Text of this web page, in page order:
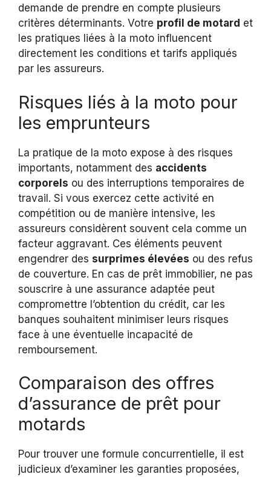
demande de prendre en compte plusieurs
critères déterminants. Votre profil de motard et
les pratiques liées à la moto influencent
directement les conditions et tarifs appliqués
par les assureurs.
Risques liés à la moto pour
les emprunteurs
La pratique de la moto expose à des risques
importants, notamment des accidents
corporels ou des interruptions temporaires de
travail. Si vous exercez cette activité en
compétition ou de manière intensive, les
assureurs considèrent souvent cela comme un
facteur aggravant. Ces éléments peuvent
engendrer des surprimes élevées ou des refus
de couverture. En cas de prêt immobilier, ne pas
souscrire à une assurance adaptée peut
compromettre l’obtention du crédit, car les
banques souhaitent minimiser leurs risques
face à une éventuelle incapacité de
remboursement.
Comparaison des offres
d’assurance de prêt pour
motards
Pour trouver une formule concurrentielle, il est
judicieux d’examiner les garanties proposées,